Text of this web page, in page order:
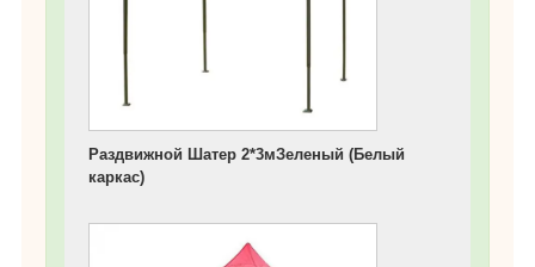
Раздвижной Шатер 2*3мЗеленый (Белый
каркас)